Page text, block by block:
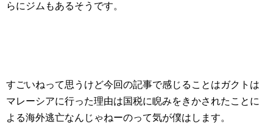
らにジムもあるそうです。
すごいねって思うけど今回の記事で感じることはガクトは
マレーシアに行った理由は国税に睨みをきかされたことに
よる海外逃亡なんじゃねーのって気が僕はします。